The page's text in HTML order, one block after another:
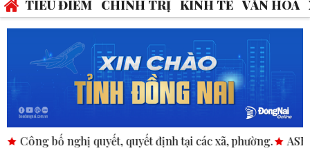
TIÊU ĐIỂM CHÍNH TRỊ KINH TẾ VĂN HÓA
quyết định tại các xã, phường. ASEAN thúc đẩy bình